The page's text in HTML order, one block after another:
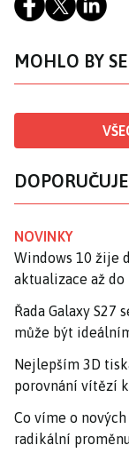
MOHLO BY
NOVINKY
Windows 10 žije
aktualizace až do
Řada Galaxy
může být
Nejlepším 3D
porovnání vítězí
Co víme o nových
radikální